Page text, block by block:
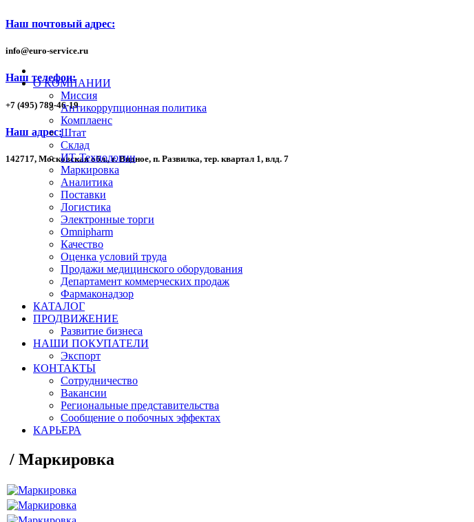
Наш почтовый адрес:
info@euro-service.ru
Наш телефон:
+7 (495) 789-46-19
Наш адрес:
142717, Московская обл., г. Видное, п. Развилка, тер. квартал 1, влд. 7
О КОМПАНИИ
Миссия
Антикоррупционная политика
Комплаенс
Штат
Склад
ИТ-Технологии
Маркировка
Аналитика
Поставки
Логистика
Электронные торги
Omnipharm
Качество
Оценка условий труда
Продажи медицинского оборудования
Департамент коммерческих продаж
Фармаконадзор
КАТАЛОГ
ПРОДВИЖЕНИЕ
Развитие бизнеса
НАШИ ПОКУПАТЕЛИ
Экспорт
КОНТАКТЫ
Сотрудничество
Вакансии
Региональные представительства
Сообщение о побочных эффектах
КАРЬЕРА
/ Маркировка